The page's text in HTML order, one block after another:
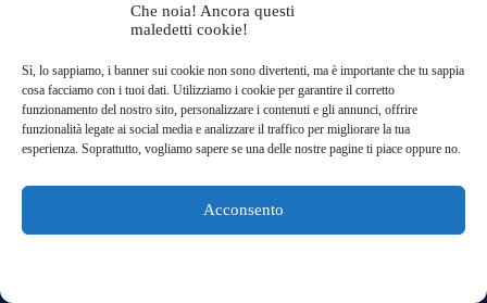
Che noia! Ancora questi
maledetti cookie!
Sì, lo sappiamo, i banner sui cookie non sono divertenti, ma è importante che tu sappia
cosa facciamo con i tuoi dati. Utilizziamo i cookie per garantire il corretto
funzionamento del nostro sito, personalizzare i contenuti e gli annunci, offrire
funzionalità legate ai social media e analizzare il traffico per migliorare la tua
esperienza. Soprattutto, vogliamo sapere se una delle nostre pagine ti piace oppure no.
Acconsento
Creazione di siti vetrina
Restyling di siti web
Manutenzione di siti web
Competenze
Agenzia Web